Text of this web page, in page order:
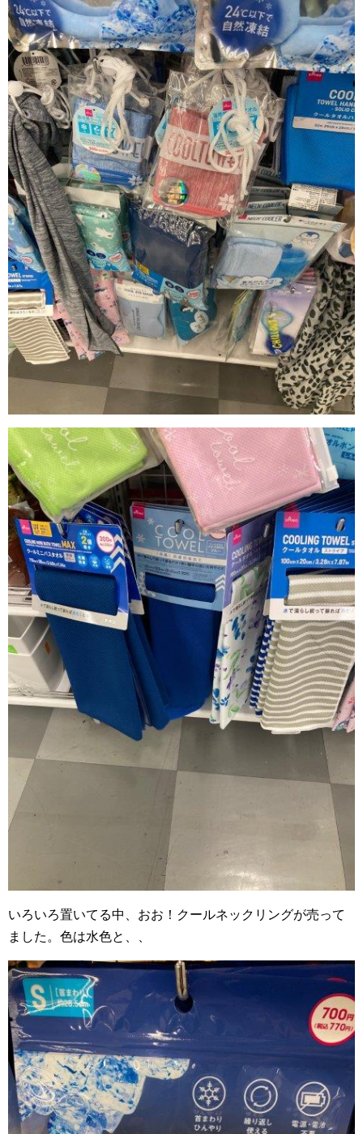
いろいろ置いてる中、おお！クールネックリングが売って
ました。色は水色と、、